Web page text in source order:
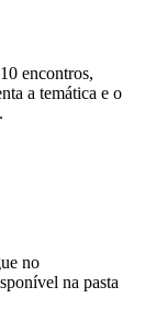
encontros,
a temática e o
no
na pasta